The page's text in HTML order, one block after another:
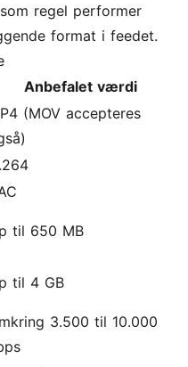
regel performer
format i feedet.
Anbefalet værdi
(MOV accepteres
til 650 MB
til 4 GB
3.500 til 10.000